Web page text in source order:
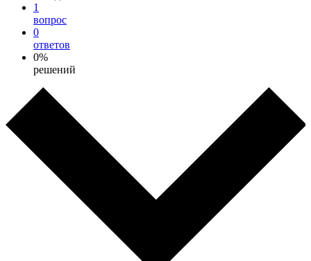
1
вопрос
0
ответов
0%
решений